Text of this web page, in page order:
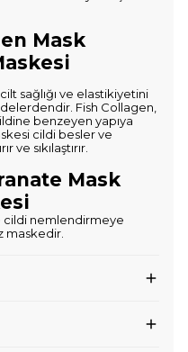
Mask
sağlığı ve elastikiyetini
Fish Collagen,
benzeyen yapıya
cildi besler ve
sıkılaştırır.
Mask
nemlendirmeye
maskedir.